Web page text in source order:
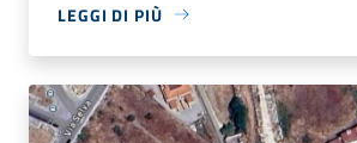
LEGGI DI PIÙ